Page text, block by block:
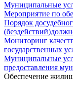
Муниципальные
Мероприятие по
Порядок
Мониторинг
государственных
Муниципальные
предоставления
Обеспечение